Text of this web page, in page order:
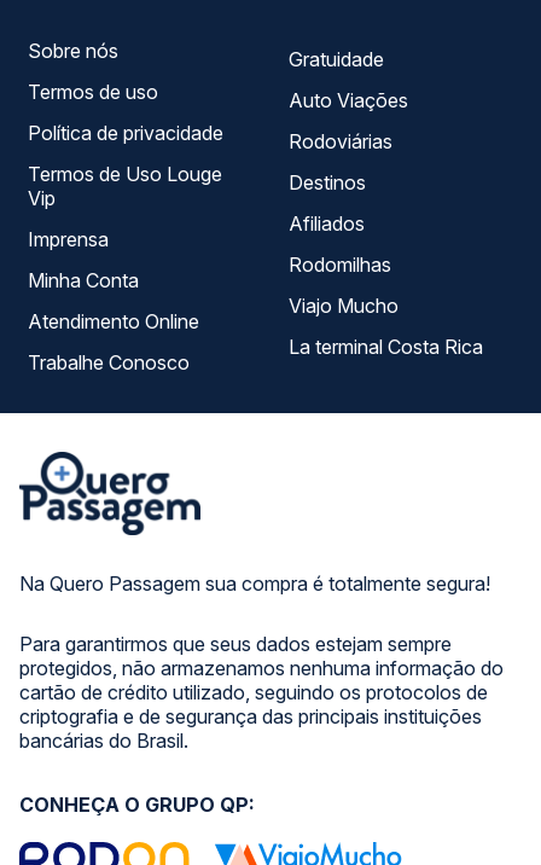
Na Quero Passagem sua compra é totalmente segura!
Para garantirmos que seus dados estejam sempre
protegidos, não armazenamos nenhuma informação do
cartão de crédito utilizado, seguindo os protocolos de
criptografia e de segurança das principais instituições
bancárias do Brasil.
Sobre nós
Termos de uso
Política de privacidade
Termos de Uso Louge
Vip
Imprensa
Minha Conta
Atendimento Online
Trabalhe Conosco
Gratuidade
Auto Viações
Rodoviárias
Destinos
Afiliados
Rodomilhas
Viajo Mucho
La terminal Costa Rica
CONHEÇA O GRUPO QP: